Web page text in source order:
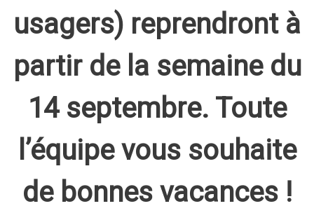
usagers) reprendront à
partir de la semaine du
14 septembre. Toute
l’équipe vous souhaite
de bonnes vacances !